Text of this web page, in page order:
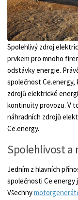
Spolehlivý zdroj
prvkem pro mnoho
odstávky energie.
společnost
zdrojů elektrické
kontinuity provozu. V
náhradních zdrojů
Ce.energy.
Spolehlivost a
Jedním z hlavních
společnosti Ce.energy
Všechny